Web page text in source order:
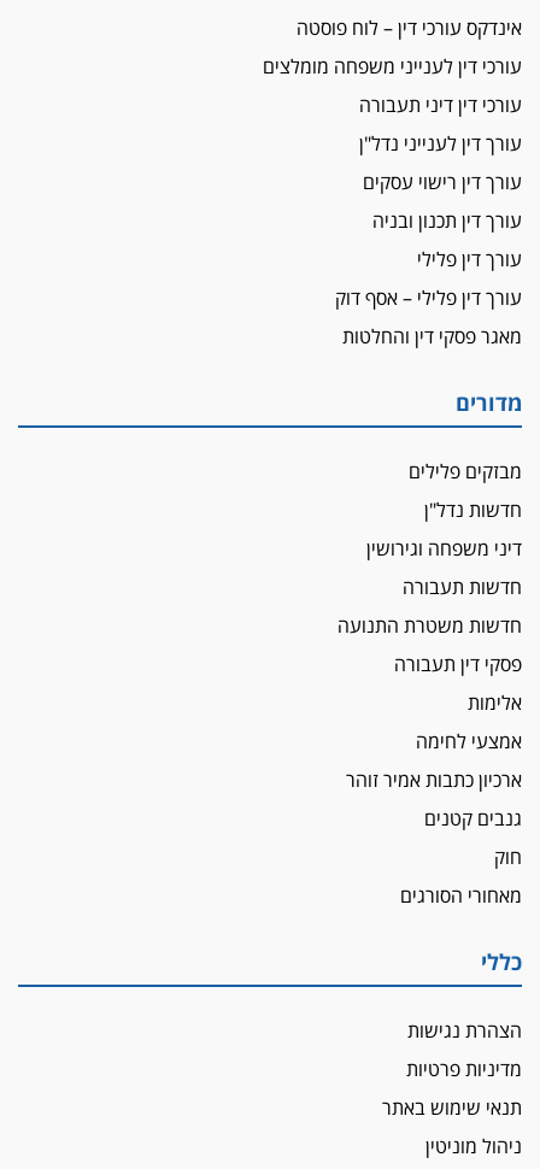
אינדקס עורכי דין – לוח פוסטה
עורכי דין לענייני משפחה מומלצים
עורכי דין דיני תעבורה
עורך דין לענייני נדל"ן
עורך דין רישוי עסקים
עורך דין תכנון ובניה
עורך דין פלילי
עורך דין פלילי – אסף דוק
מאגר פסקי דין והחלטות
מדורים
מבזקים פלילים
חדשות נדל"ן
דיני משפחה וגירושין
חדשות תעבורה
חדשות משטרת התנועה
פסקי דין תעבורה
אלימות
אמצעי לחימה
ארכיון כתבות אמיר זוהר
גנבים קטנים
חוק
מאחורי הסורגים
כללי
הצהרת נגישות
מדיניות פרטיות
תנאי שימוש באתר
ניהול מוניטין